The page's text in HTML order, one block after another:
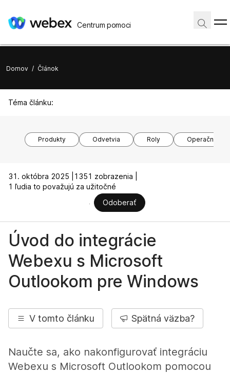
Centrum pomoci
Domov / Článok
Téma článku:
Produkty Odvetvia Roly Operačné
31. októbra 2025 |
1351 zobrazenia |
1 ľudia to považujú za užitočné
Odoberať
Úvod do integrácie
Webexu s Microsoft
Outlookom pre Windows
V tomto článku Spätná väzba?
Naučte sa, ako nakonfigurovať integráciu
Webexu s Microsoft Outlookom pomocou